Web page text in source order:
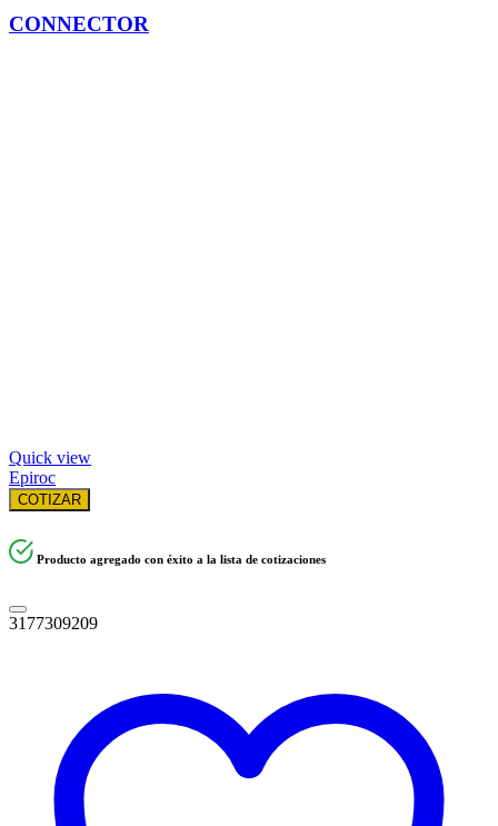
CONNECTOR
Quick view
Epiroc
COTIZAR
Producto agregado con éxito a la lista de cotizaciones
3177309209